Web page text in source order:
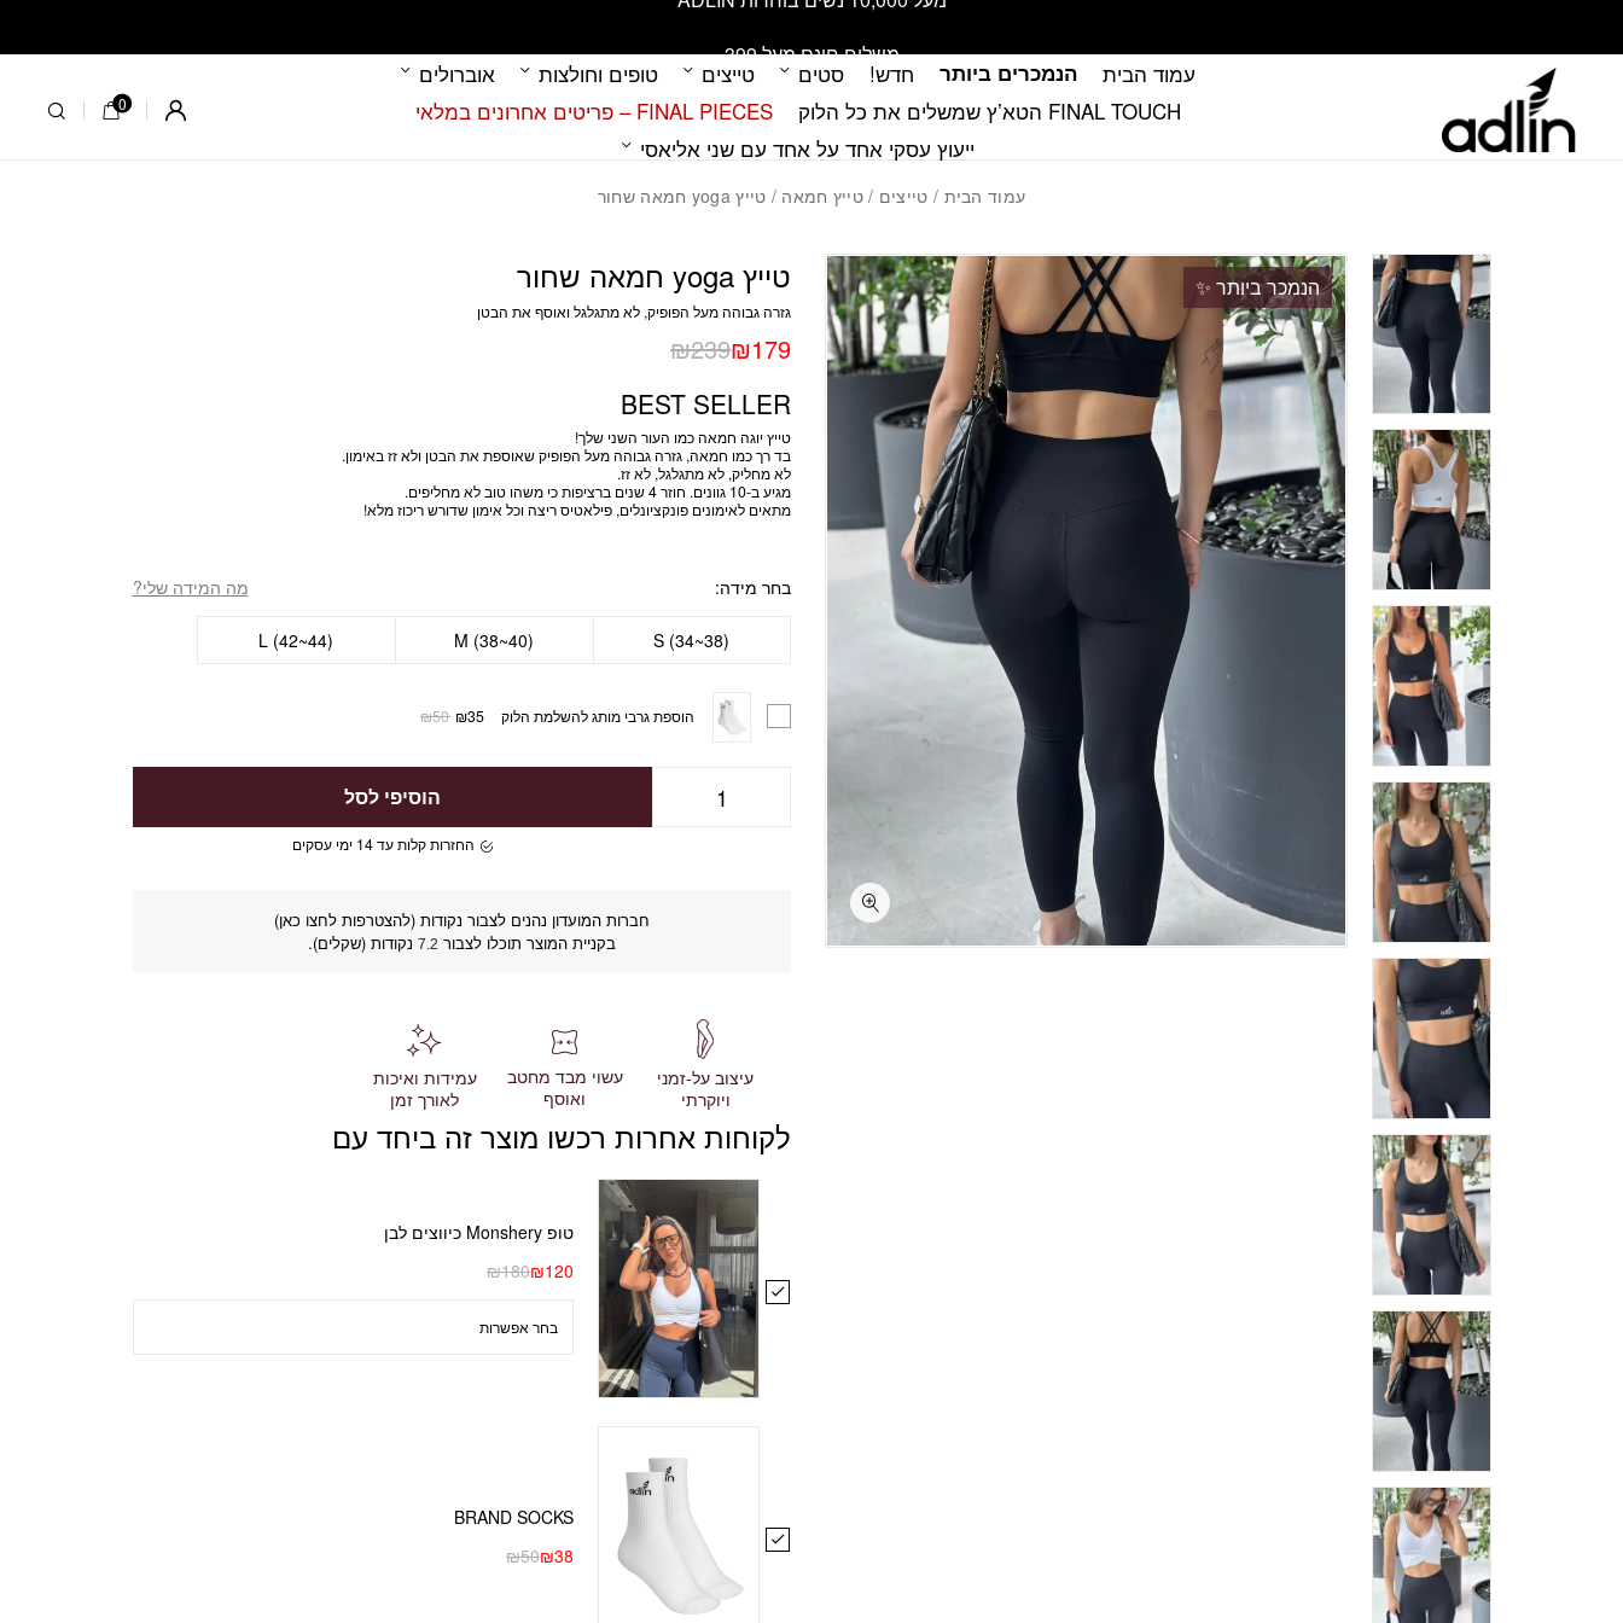
משלוח חינם מעל 399
עמוד הבית הנמכרים ביותר חדש! סטים טייצים טופים וחולצות
אוברולים
FINAL TOUCH הטא’ץ שמשלים את כל הלוק
FINAL PIECES – פריטים אחרונים במלאי
ייעוץ עסקי אחד על אחד עם שני אליאסי
Register
0
עמוד הבית / טייצים /טייץ חמאה / טייץ yoga חמאה שחור
טייץ yoga חמאה שחור
גזרה גבוהה מעל הפופיק, לא מתגלגל ואוסף את הבטן
₪239₪179
BEST SELLER
טייץ יוגה חמאה כמו העור השני שלך!
בד רך כמו חמאה, גזרה גבוהה מעל הפופיק שאוספת את הבטן ולא זז באימון.
לא מחליק, לא מתגלגל, לא זז.
מגיע ב-10 גוונים. חוזר 4 שנים ברציפות כי משהו טוב לא מחליפים.
מתאים לאימונים פונקציונלים, פילאטיס ריצה וכל אימון שדורש ריכוז מלא!
בחר מידה מה המידה שלי?
S (34~38)
M (38~40)
L (42~44)
הוספת גרבי מותג להשלמת הלוק ₪50 ₪35
כמות טייץ yoga חמאה שחור
הוסיפי לסל
החזרות קלות עד 14 ימי עסקים
חברות המועדון נהנים לצבור נקודות (להצטרפות לחצו כאן)
בקניית המוצר תוכלו לצבור 7.2 נקודות (שקלים).
עיצוב על-זמני
ויוקרתי
עשוי מבד מחטב
ואוסף
עמידות ואיכות
לאורך זמן
לקוחות אחרות רכשו מוצר זה ביחד עם
טופ Monshery כיווצים לבן
₪180₪120
BRAND SOCKS
₪50₪38
הנמכר ביותר ✨